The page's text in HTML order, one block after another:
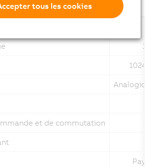
1024
et de commutation
tous les cookies